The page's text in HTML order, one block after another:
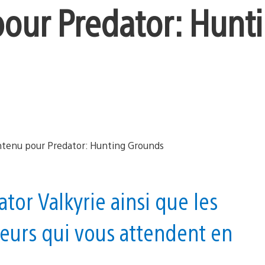
Predator:
Valkyrie ainsi que les
qui vous attendent en